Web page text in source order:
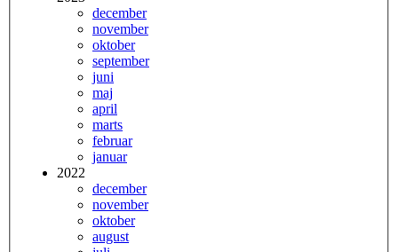
december
november
oktober
september
juni
maj
april
marts
februar
januar
2022
december
november
oktober
august